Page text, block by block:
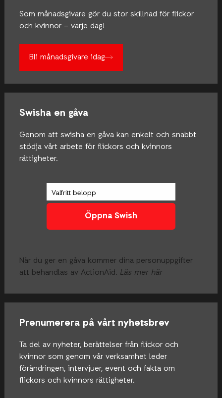
Som månadsgivare gör du stor skillnad för flickor
och kvinnor – varje dag!
Bli månadsgivare idag
Swisha en gåva
Genom att swisha en gåva kan enkelt och snabbt
stödja vårt arbete för flickors och kvinnors
rättigheter.
När du ger en gåva kommer dina personuppgifter
att behandlas av ActionAid. Läs mer här
Prenumerera på vårt nyhetsbrev
Ta del av nyheter, berättelser från flickor och
kvinnor som genom vår verksamhet leder
förändringen, intervjuer, event och fakta om
flickors och kvinnors rättigheter.